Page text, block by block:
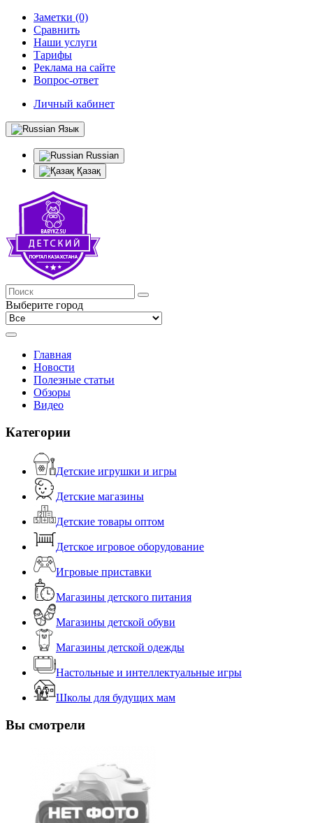
Заметки (0)
Сравнить
Наши услуги
Тарифы
Реклама на сайте
Вопрос-ответ
Личный кабинет
Язык
Russian
Қазақ
Выберите город
Главная
Новости
Полезные статьи
Обзоры
Видео
Категории
Детские игрушки и игры
Детские магазины
Детские товары оптом
Детское игровое оборудование
Игровые приставки
Магазины детского питания
Магазины детской обуви
Магазины детской одежды
Настольные и интеллектуальные игры
Школы для будущих мам
Вы смотрели